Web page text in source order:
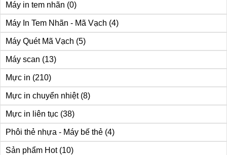
Máy in tem nhãn (0)
Máy In Tem Nhãn - Mã Vạch (4)
Máy Quét Mã Vạch (5)
Máy scan (13)
Mực in (210)
Mực in chuyển nhiệt (8)
Mực in liên tục (38)
Phôi thẻ nhựa - Máy bế thẻ (4)
Sản phẩm Hot (10)